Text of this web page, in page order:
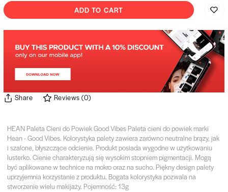
ADD TO CART
Share Reviews (0)
HEAN Paleta Cieni do Powiek Good Vibes Paleta cieni do powiek marki
Hean - Good Vibes. Kolorystyka palety zawiera zarówno neutralne brązy, jak
i szalone, błyszczące odcienie. Produkt posiada wygodne w użytkowaniu
lusterko. Cienie charakteryzują się wysokim stopniem pigmentacji. Mogą
być aplikowane w technice na mokro oraz na sucho. Piękny design palety
uprzyjemnia korzystanie z produktu. Bogata kolorystyka pozwala na
stworzenie wielu makijaży. Pojemność: 13g